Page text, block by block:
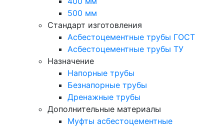
500 мм
Стандарт изготовления
Асбестоцементные трубы ГОСТ
Асбестоцементные трубы ТУ
Назначение
Напорные трубы
Безнапорные трубы
Дренажные трубы
Дополнительные материалы
Муфты асбестоцементные